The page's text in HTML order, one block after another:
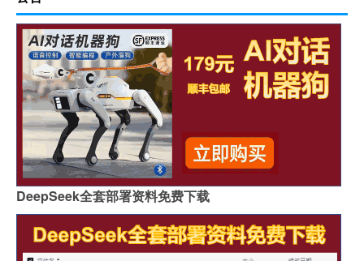
DeepSeek全套部署资料免费下载